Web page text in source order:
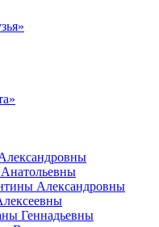
Александровны
Геннадьевны